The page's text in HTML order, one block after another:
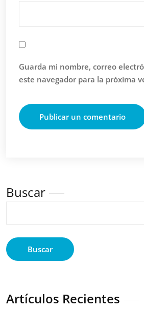
Guarda mi nombre, correo
este navegador para la próxima
Buscar
Buscar
Artículos Recientes